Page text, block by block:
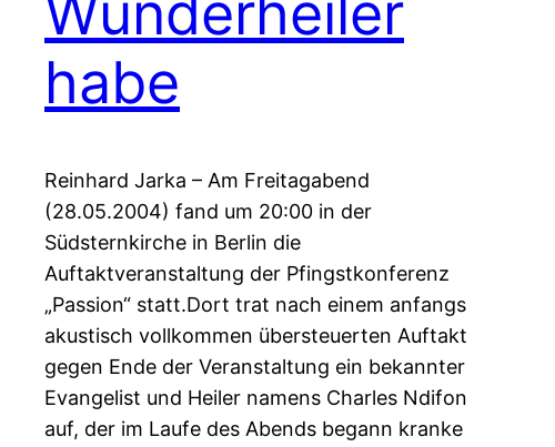
habe
Reinhard Jarka – Am Freitagabend
(28.05.2004) fand um 20:00 in der
Südsternkirche in Berlin die
Auftaktveranstaltung der Pfingstkonferenz
„Passion“ statt.Dort trat nach einem anfangs
akustisch vollkommen übersteuerten Auftakt
gegen Ende der Veranstaltung ein bekannter
Evangelist und Heiler namens Charles Ndifon
auf, der im Laufe des Abends begann kranke